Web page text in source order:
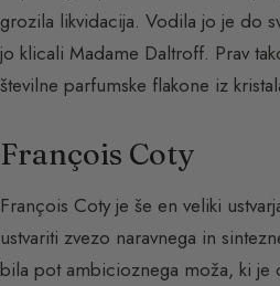
grozila likvidacija. Vodila jo je do
jo klicali Madame Daltroff. Prav
številne parfumske flakone iz
François Coty
François Coty je še en veliki
ustvariti zvezo naravnega in
bila pot ambicioznega moža, ki je